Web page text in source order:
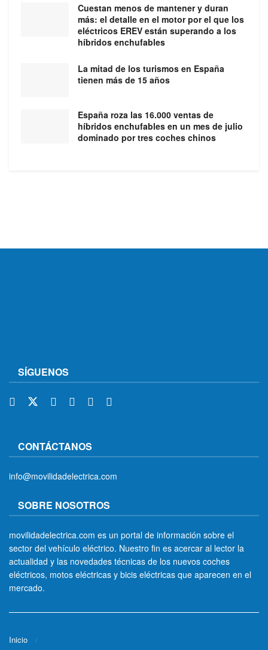
Cuestan menos de mantener y duran
más: el detalle en el motor por el que los
eléctricos EREV están superando a los
híbridos enchufables
La mitad de los turismos en España
tienen más de 15 años
España roza las 16.000 ventas de
híbridos enchufables en un mes de julio
dominado por tres coches chinos
SÍGUENOS
CONTÁCTANOS
info@movilidadelectrica.com
SOBRE NOSOTROS
movilidadelectrica.com es un portal de información sobre el
sector del vehículo eléctrico. Nuestro fin es acercar al lector la
actualidad y las novedades técnicas de los nuevos coches
eléctricos, motos eléctricas y bicis eléctricas que aparecen en el
mercado.
Inicio